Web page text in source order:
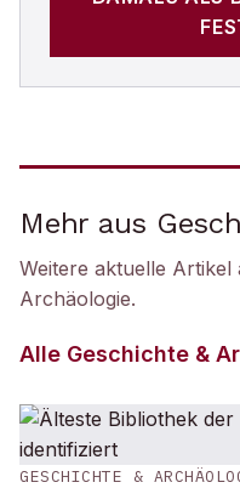
Mehr aus
Weitere aktuelle Artikel
Archäologie.
Alle Geschichte &
GESCHICHTE &